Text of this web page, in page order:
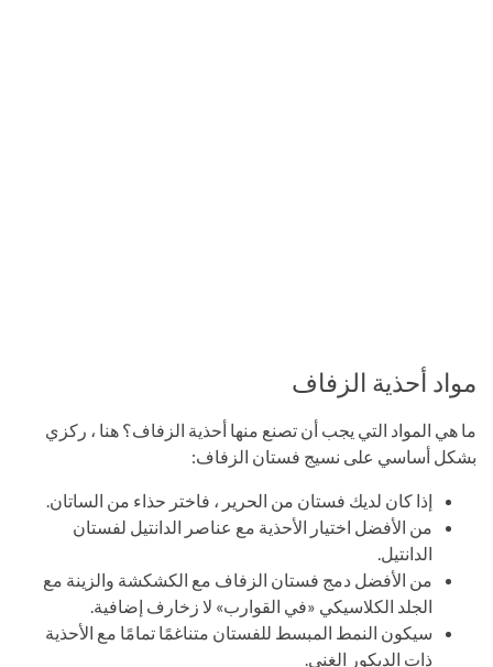
مواد أحذية الزفاف
ما هي المواد التي يجب أن تصنع منها أحذية الزفاف؟ هنا ، ركزي
بشكل أساسي على نسيج فستان الزفاف:
إذا كان لديك فستان من الحرير ، فاختر حذاء من الساتان.
من الأفضل اختيار الأحذية مع عناصر الدانتيل لفستان
الدانتيل.
من الأفضل دمج فستان الزفاف مع الكشكشة والزينة مع
الجلد الكلاسيكي «في القوارب» لا زخارف إضافية.
سيكون النمط المبسط للفستان متناغمًا تمامًا مع الأحذية
ذات الديكور الغني.